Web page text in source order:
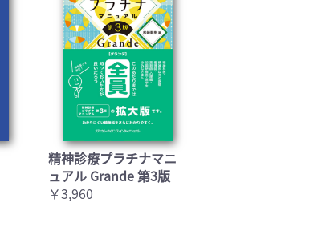
精神診療プラチナマニ
ュアル Grande 第3版
￥3,960